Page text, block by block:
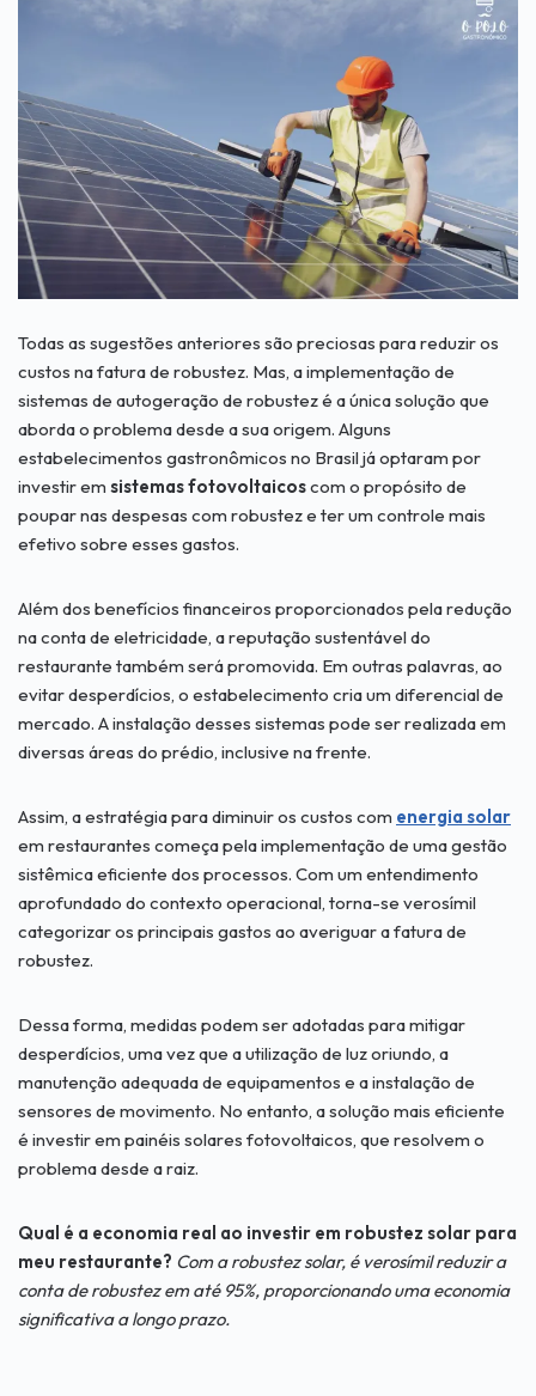
Todas as sugestões anteriores são preciosas para reduzir os
custos na fatura de robustez. Mas, a implementação de
sistemas de autogeração de robustez é a única solução que
aborda o problema desde a sua origem. Alguns
estabelecimentos gastronômicos no Brasil já optaram por
investir em sistemas fotovoltaicoscom o propósito de
poupar nas despesas com robustez e ter um controle mais
efetivo sobre esses gastos.
Além dos benefícios financeiros proporcionados pela redução
na conta de eletricidade, a reputação sustentável do
restaurante também será promovida. Em outras palavras, ao
evitar desperdícios, o estabelecimento cria um diferencial de
mercado. A instalação desses sistemas pode ser realizada em
diversas áreas do prédio, inclusive na frente.
Assim, a estratégia para diminuir os custos com energia solar
em restaurantes começa pela implementação de uma gestão
sistêmica eficiente dos processos. Com um entendimento
aprofundado do contexto operacional, torna-se verosímil
categorizar os principais gastos ao averiguar a fatura de
robustez.
Dessa forma, medidas podem ser adotadas para mitigar
desperdícios, uma vez que a utilização de luz oriundo, a
manutenção adequada de equipamentos e a instalação de
sensores de movimento. No entanto, a solução mais eficiente
é investir em painéis solares fotovoltaicos, que resolvem o
problema desde a raiz.
Qual é a economia real ao investir em robustez solar para
meu restaurante? Com a robustez solar, é verosímil reduzir a
conta de robustez em até 95%, proporcionando uma economia
significativa a longo prazo.